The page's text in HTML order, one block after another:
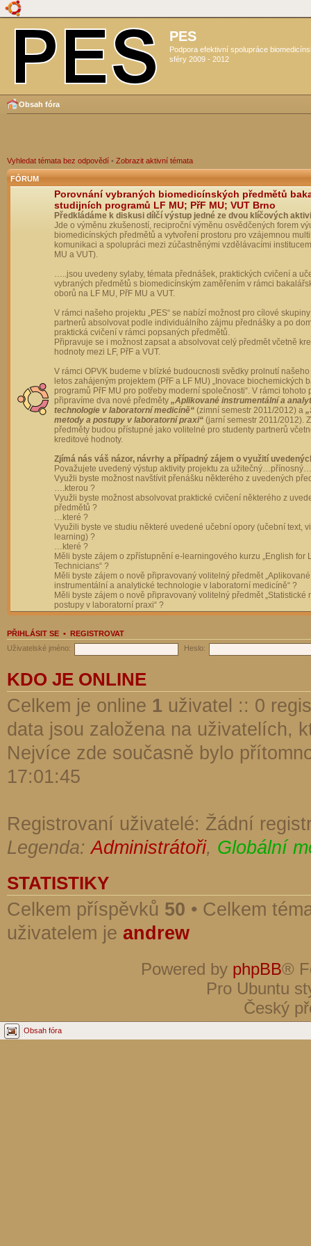
PES
Podpora efektivní spolupráce
sféry 2009 - 2012
Obsah fóra
Vyhledat témata bez odpovědí • Zobrazit aktivní témata
FÓRUM
Porovnání vybraných biomedicínských předmětů
studijních programů LF MU; PřF MU; VUT Brno
Předkládáme k diskusi dílčí výstup jedné ze dvou klíčových
Jde o výměnu zkušeností, reciproční výměnu osvědčených forem
biomedicínských předmětů a vytvoření prostoru pro vzájemnou
komunikaci a spolupráci mezi zúčastněnými vzdělávacími
MU a VUT).
…..jsou uvedeny sylaby, témata přednášek, praktických cvičení a
vybraných předmětů s biomedicínským zaměřením v rámci
oborů na LF MU, PřF MU a VUT.
V rámci našeho projektu „PES“ se nabízí možnost pro cílové
partnerů absolvovat podle individuálního zájmu přednášky a po
praktická cvičení v rámci popsaných předmětů.
Připravuje se i možnost zapsat a absolvovat celý předmět včetně
hodnoty mezi LF, PřF a VUT.
V rámci OPVK budeme v blízké budoucnosti svědky prolnutí
letos zahájeným projektem (PřF a LF MU) „Inovace biochemických
programů PřF MU pro potřeby moderní společnosti“. V rámci tohoto
připravíme dva nové předměty „Aplikované instrumentální a
technologie v laboratorní medicíně“ (zimní semestr 2011/2012) a
metody a postupy v laboratorní praxi“ (jarní semestr 2011/2012).
předměty budou přístupné jako volitelné pro studenty partnerů
kreditové hodnoty.
Zjímá nás váš názor, návrhy a případný zájem o využití
Považujete uvedený výstup aktivity projektu za
Využli byste možnost navštívit přenášku některého z uvedených
….kterou ?
Využli byste možnost absolvovat praktické cvičení některého z
předmětů ?
…které ?
Využili byste ve studiu některé uvedené učební opory (učební text,
learning) ?
…které ?
Měli byste zájem o zpřístupnění e-learningového kurzu „English for
Technicians“ ?
Měli byste zájem o nově připravovaný volitelný předmět „Aplikované
instrumentální a analytické technologie v laboratorní medicíně“ ?
Měli byste zájem o nově připravovaný volitelný předmět „Statistické
postupy v laboratorní praxi“ ?
PŘIHLÁSIT SE • REGISTROVAT
Uživatelské jméno:
Heslo:
KDO JE ONLINE
Celkem je online 1 uživatel :: 0
data jsou založena na uživatelích,
Nejvíce zde současně bylo
17:01:45
Registrovaní uživatelé: Žádní
Legenda:Administrátoři, Globální
STATISTIKY
Celkem příspěvků 50 • Celkem
uživatelem je andrew
Powered by phpBB®
Pro Ubuntu
Český
Obsah fóra